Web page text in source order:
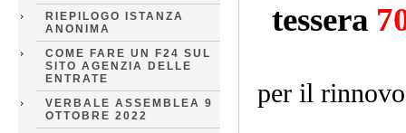
RIEPILOGO ISTANZA
ANONIMA
COME FARE UN F24 SUL
SITO AGENZIA DELLE
ENTRATE
VERBALE ASSEMBLEA 9
OTTOBRE 2022
tessera
per il